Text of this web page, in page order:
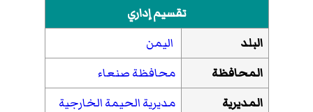
تقسيم إداري
البلد
اليمن
المحافظة
محافظة صنعاء
المديرية
مديرية الحيمة الخارجية